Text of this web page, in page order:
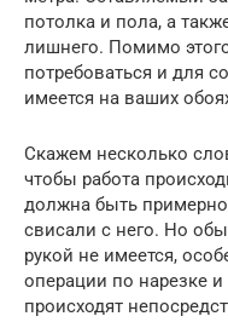
потолка и пола, а
лишнего. Помимо
потребоваться и для
имеется на ваших
Скажем несколько
чтобы работа
должна быть
свисали с него. Но
рукой не имеется,
операции по нарезке
происходят